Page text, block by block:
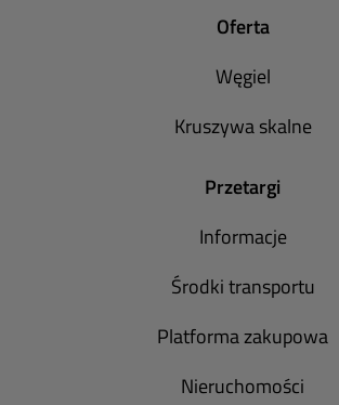
Oferta
Węgiel
Kruszywa skalne
Przetargi
Informacje
Środki transportu
Platforma zakupowa
Nieruchomości